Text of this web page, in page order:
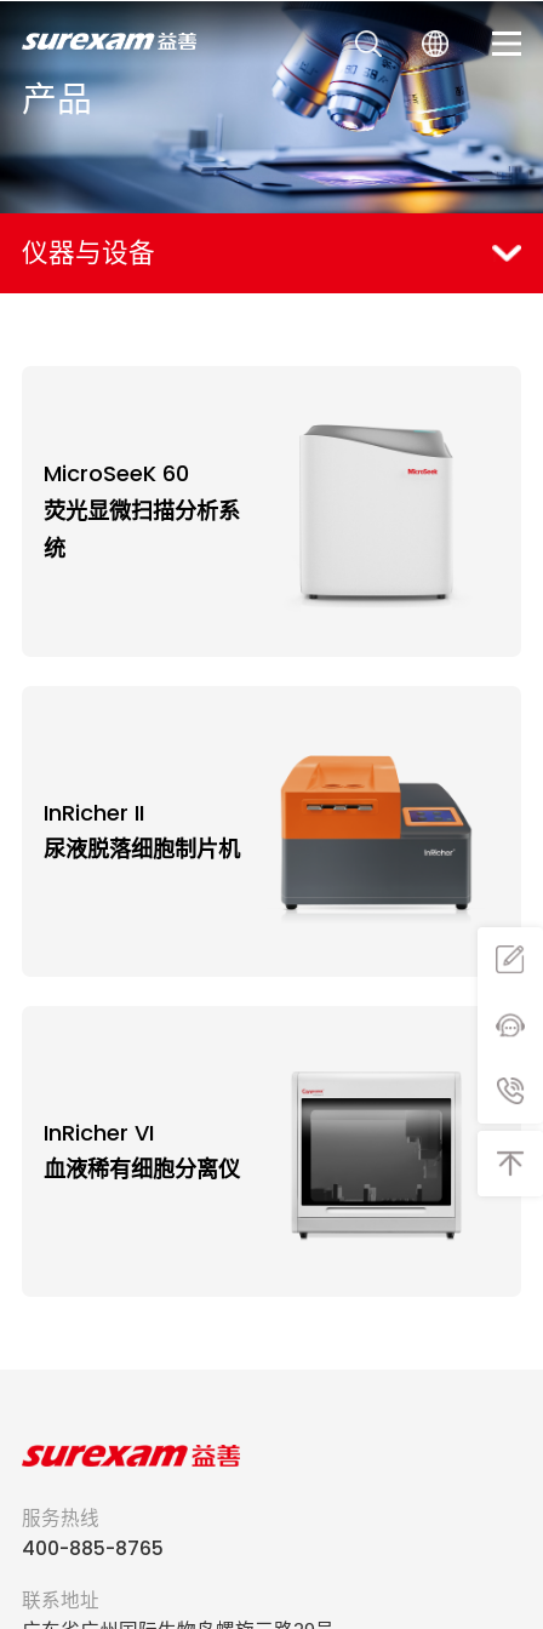
产品
仪器与设备
MicroSeeK 60
荧光显微扫描分析系
统
InRicher II
尿液脱落细胞制片机
InRicher VI
血液稀有细胞分离仪
服务热线
400-885-8765
联系地址